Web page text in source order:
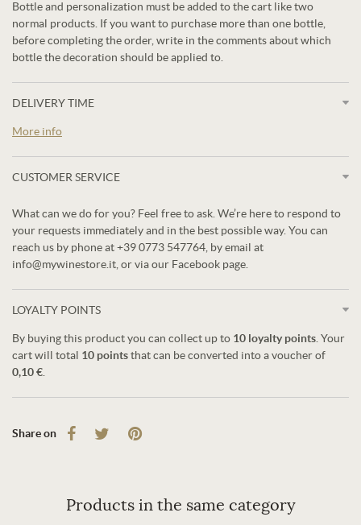
Bottle and personalization must be added to the cart like two
normal products. If you want to purchase more than one bottle,
before completing the order, write in the comments about which
bottle the decoration should be applied to.
DELIVERY TIME
More info
CUSTOMER SERVICE
What can we do for you? Feel free to ask. We’re here to respond to
your requests immediately and in the best possible way. You can
reach us by phone at +39 0773 547764, by email at
info@mywinestore.it, or via our Facebook page.
LOYALTY POINTS
By buying this product you can collect up to 10 loyalty points . Your
cart will total 10 pointsthat can be converted into a voucher of
0,10 €
Share on
Products in the same category